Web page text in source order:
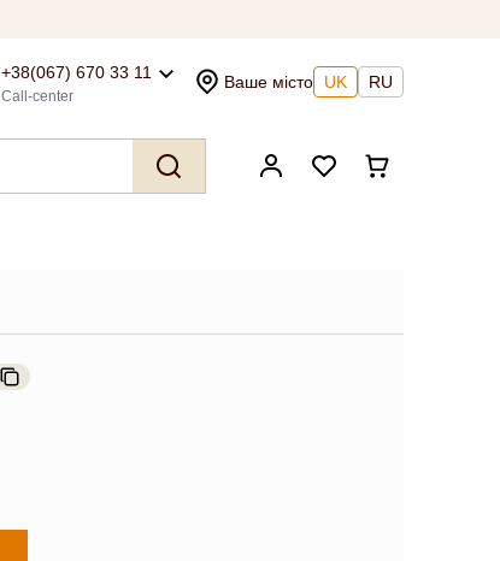
+38(067) 670 33 11
Call-center
Ваше місто UK RU